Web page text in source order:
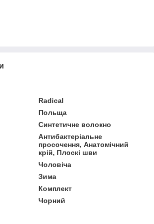
Radical
Польща
Синтетичне волокно
Антибактеріальне
просочення, Анатомічний
крій, Плоскі шви
Чоловіча
Зима
Комплект
Чорний